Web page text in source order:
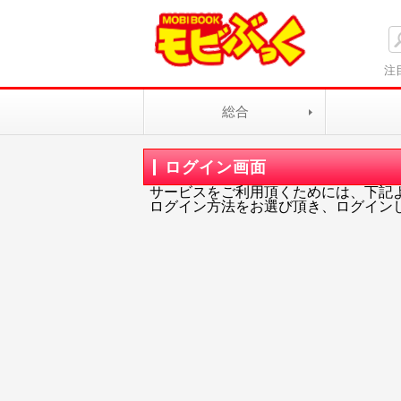
注
総合
ログイン画面
サービスをご利用頂くためには、下記
ログイン方法をお選び頂き、ログイン